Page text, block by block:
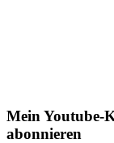
Mein Youtube-
abonnieren